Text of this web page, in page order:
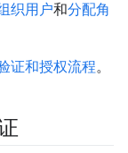
织用户和分配角
证和授权流程。